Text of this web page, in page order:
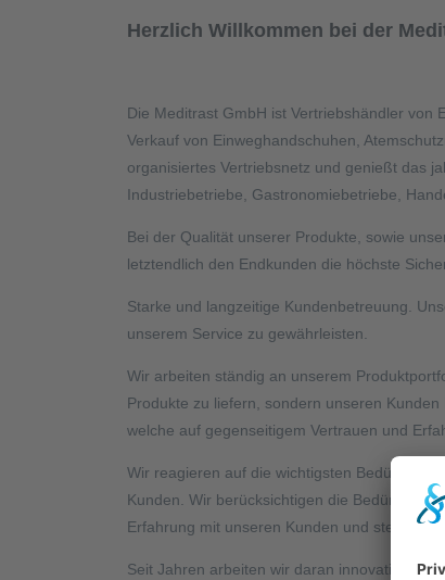
Herzlich Willkommen bei der
Die Meditrast GmbH ist Vertriebshändler von
Verkauf von Einweghandschuhen,
organisiertes Vertriebsnetz und genießt das
Industriebetriebe, Gastronomiebetriebe,
Bei der Qualität unserer Produkte, sowie
letztendlich den Endkunden die höchste
Starke und langzeitige Kundenbetreuung.
unserem Service zu gewährleisten.
Wir arbeiten ständig an unserem
Produkte zu liefern, sondern unseren
welche auf gegenseitigem Vertrauen und
Wir reagieren auf die wichtigsten
Kunden. Wir berücksichtigen die
Erfahrung mit unseren Kunden und stehe
Seit Jahren arbeiten wir daran innovativ und